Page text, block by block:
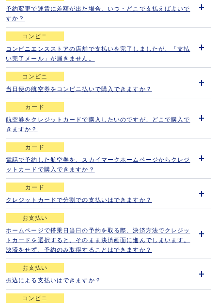
予約変更で運賃に差額が出た場合、いつ・どこで支払えばよいで
すか？
く
コンビニ
コンビニエンスストアの店舗で支払いを完了しましたが、「支払
い完了メール」が届きません。
く
コンビニ
当日便の航空券をコンビニ払いで購入できますか？
カード
航空券をクレジットカードで購入したいのですが、どこで購入で
きますか？
く
カード
電話で予約した航空券を、スカイマークホームページからクレジ
ットカードで購入できますか？
く
カード
クレジットカードで分割での支払いはできますか？
お支払い
ホームページで搭乗日当日の予約を取る際、決済方法でクレジッ
トカードを選択すると、そのまま決済画面に進んでしまいます。
決済をせず、予約のみ取得することはできますか？
お支払い
振込による支払いはできますか？
コンビニ